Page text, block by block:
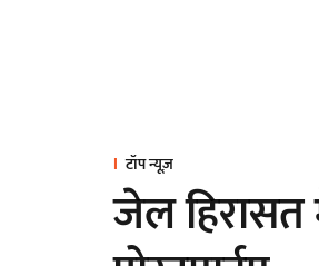
टॉप न्यूज़
जेल हिरासत